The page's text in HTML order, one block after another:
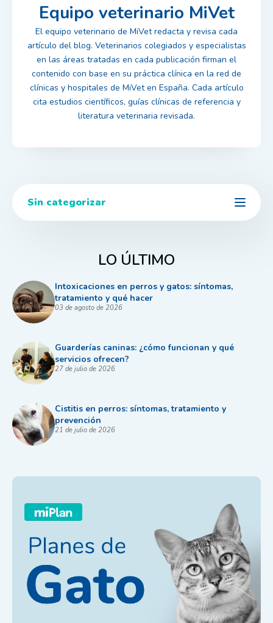
Equipo veterinario MiVet
El equipo veterinario de MiVet redacta y revisa cada
artículo del blog. Veterinarios colegiados y especialistas
en las áreas tratadas en cada publicación firman el
contenido con base en su práctica clínica en la red de
clínicas y hospitales de MiVet en España. Cada artículo
cita estudios científicos, guías clínicas de referencia y
literatura veterinaria revisada.
Sin categorizar
LO ÚLTIMO
Intoxicaciones en perros y gatos: síntomas,
tratamiento y qué hacer
03 de agosto de 2026
Guarderías caninas: ¿cómo funcionan y qué
servicios ofrecen?
27 de julio de 2026
Cistitis en perros: síntomas, tratamiento y
prevención
21 de julio de 2026